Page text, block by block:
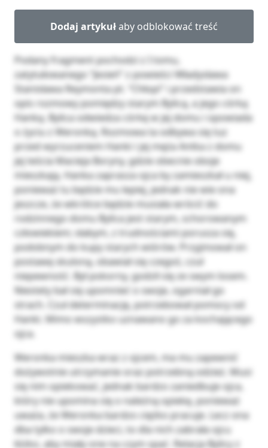
Dodaj artykułaby odblokować treść
Podany fragment pochodzi z I tomu,
zatytułowanego “Jesień” z powieści Władysława
Stanisława Reymonta pt. “Chłopi” i przedstawia on
opis rozmowy pomiędzy starym Bylicą, a jego córką
Hanką. Bylica odwiedza córkę w jej domu i opowiada
o życiu z Weronką. Rozmowa ta odbywa się tuz
przed wyrzuceniem Hanki i jej męża Antka z domu
jej teścia Macieja Boryny, gdzie obecnie oboje
mieszkają. Hanka zaprasza ojca by zamieszkał u niej,
ponieważ tu będzie mu lepiej, jednak nie wie ona
jeszcze, że wkrótce będzie musiała wrócić do
rodzinnego domu Bylica jest starym, schorowanym
człowiekiem; słabym, z trudnościami porusza się,
podobnym do kupy starych wiórów. Przyjmował on
postawę skuloną, obawiał się czegoś, czuł
niepewność. Był pokorny, godził się ze swym losem.
Niestety bał się upomnieć o swoje, ogarniał go
strach. Czuł determinację, potrzebował pomocy od
Hanki. Mimo wszystko uznawano go za kochającego
ojca.
Weronka mieszka wraz z ojcem, ma mu zapewnić
dożywotnie utrzymanie oraz potrzebną odzież. Musi
się nim opiekować, jednak bardzo zaniedbuje ojca,
który nie upomina się o należną opiekę, ponieważ
uważa, że Weronka bardzo ciężko pracuje. Lecz ona
dba tylko o swoje dzieci, to dla nich zabrała ojcu
łóżko, aby miały one na czym spać. Relacja Bylicy z